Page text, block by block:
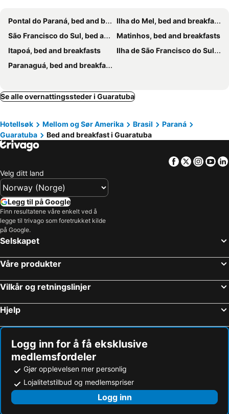
Pontal do Paraná, bed and breakfasts
Ilha do Mel, bed and breakfasts
São Francisco do Sul, bed and breakfasts
Matinhos, bed and breakfasts
Itapoá, bed and breakfasts
Ilha de São Francisco do Sul, bed and breakfasts
Paranaguá, bed and breakfasts
Se alle overnattingssteder i Guaratuba
Hotellsøk Mellom og Sør Amerika Brasil
Paraná
Guaratuba
Bed and breakfast i Guaratuba
Facebook
Twitter
Velg ditt land
Legg til på Google
Finn resultatene våre enkelt ved å
legge til trivago som foretrukket kilde
på Google.
Selskapet
Våre produkter
Vilkår og retningslinjer
Hjelp
Logg inn for å få eksklusive
medlemsfordeler
Gjør opplevelsen mer personlig
Lojalitetstilbud og medlemspriser
Logg inn